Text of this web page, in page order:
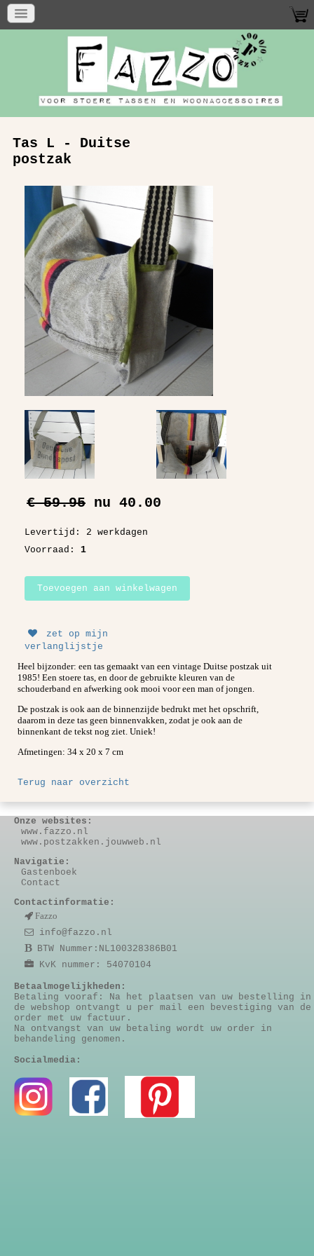
Tas L - Duitse
postzak
€ 59.95 nu 40.00
Levertijd: 2 werkdagen
Voorraad: 1
zet op mijn
verlanglijstje
Heel bijzonder: een tas gemaakt van een vintage Duitse postzak uit
1985! Een stoere tas, en door de gebruikte kleuren van de
schouderband en afwerking ook mooi voor een man of jongen.
De postzak is ook aan de binnenzijde bedrukt met het opschrift,
daarom in deze tas geen binnenvakken, zodat je ook aan de
binnenkant de tekst nog ziet. Uniek!
Afmetingen: 34 x 20 x 7 cm
Terug naar overzicht
Onze websites:
www.fazzo.nl
www.postzakken.jouwweb.nl
Navigatie:
Gastenboek
Contact
Contactinformatie:
Fazzo
info@fazzo.nl
BTW Nummer:NL100328386B01
KvK nummer: 54070104
Betaalmogelijkheden:
Betaling vooraf: Na het plaatsen van uw bestelling in
de webshop ontvangt u per mail een bevestiging van de
order met uw factuur.
Na ontvangst van uw betaling wordt uw order in
behandeling genomen.
Socialmedia: